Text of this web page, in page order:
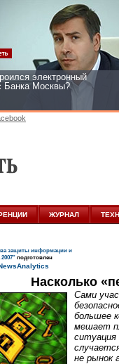
электронный
Банка Москвы?
ЖУРНАЛ
защиты информации и
подготовлен
Насколько
Сами
большее
мешает
не рынок